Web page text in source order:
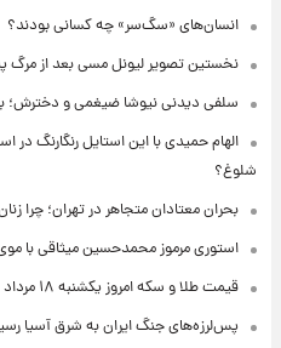
انسان‌های «سگ‌سر» چه کسانی بودند؟
نخستین تصویر لیونل مسی بعد از مرگ
سلفی دیدنی نیوشا ضیغمی و دخترش؛
الهام حمیدی با این استایل رنگارنگ در
شلوغ؟
بحران معتادان متجاهر در تهران؛ چرا
استوری مرموز محمدحسین میثاقی با موی
قیمت طلا و سکه امروز یکشنبه ۱۸ مرداد ۱۴۰۵/کاهش قیمت طلا و سکه
پس‌لرزه‌های جنگ ایران به شرق آسیا